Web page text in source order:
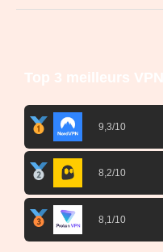
Top 3 meilleurs VPN
9,3/10
8,2/10
8,1/10